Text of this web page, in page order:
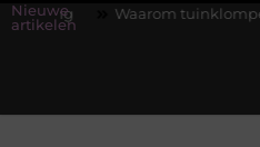
Nieuwe
artikelen
tuinklompen onmisbaar